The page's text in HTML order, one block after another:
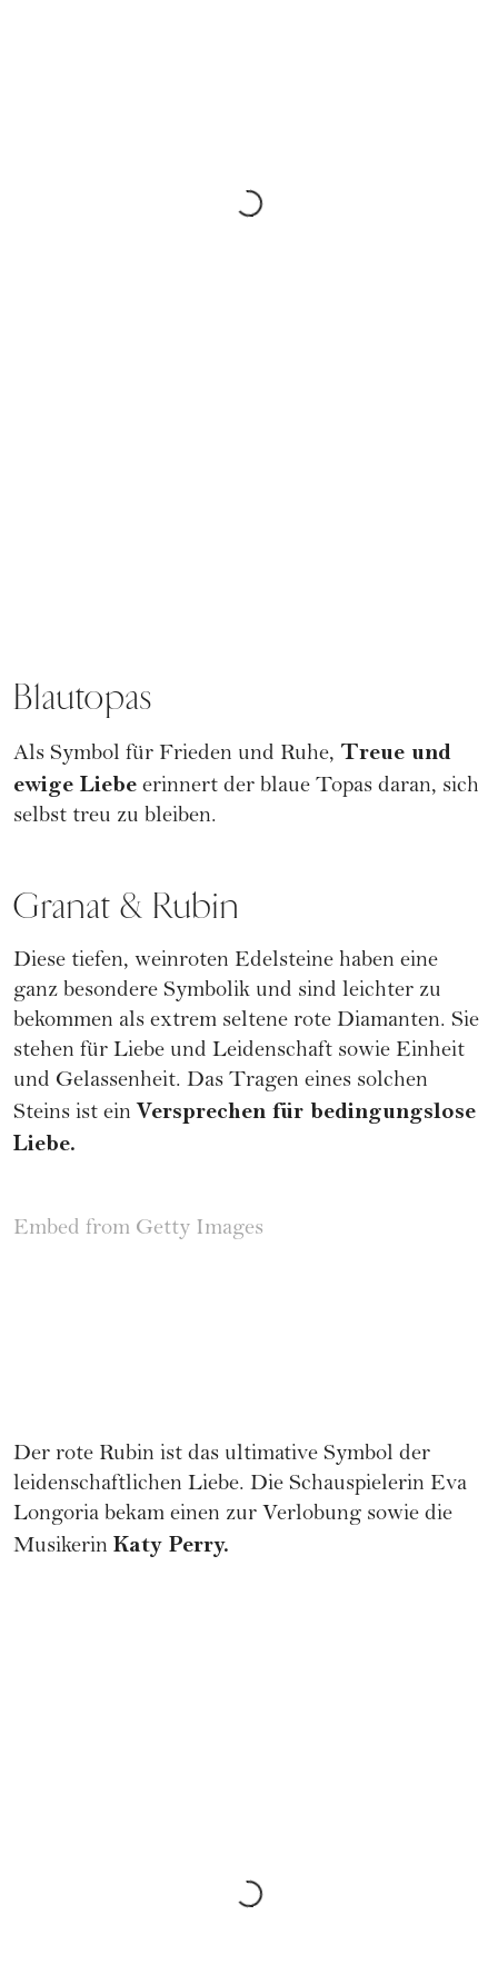
Blautopas
Als Symbol für Frieden und Ruhe, Treue und
ewige Liebe erinnert der blaue Topas daran, sich
selbst treu zu bleiben.
Granat & Rubin
Diese tiefen, weinroten Edelsteine haben eine
ganz besondere Symbolik und sind leichter zu
bekommen als extrem seltene rote Diamanten. Sie
stehen für Liebe und Leidenschaft sowie Einheit
und Gelassenheit. Das Tragen eines solchen
Steins ist ein Versprechen für bedingungslose
Liebe.
Embed from Getty Images
Der rote Rubin ist das ultimative Symbol der
leidenschaftlichen Liebe. Die Schauspielerin Eva
Longoria bekam einen zur Verlobung sowie die
Musikerin Katy Perry.